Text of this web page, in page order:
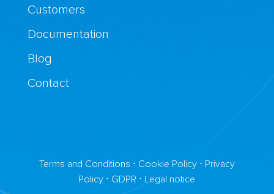
Customers
Documentation
Blog
Contact
Terms and Conditions ⋅ Cookie Policy⋅ Privacy
Policy ⋅ GDPR ⋅ Legal notice